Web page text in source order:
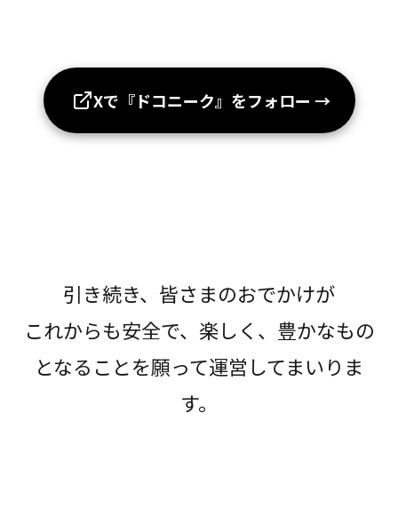
Xで『ドコニーク』をフォロー →
引き続き、皆さまのおでかけが
これからも安全で、楽しく、豊かなもの
となることを願って運営してまいりま
す。